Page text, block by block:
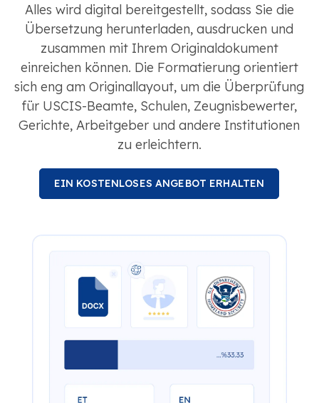
Alles wird digital bereitgestellt, sodass Sie die
Übersetzung herunterladen, ausdrucken und
zusammen mit Ihrem Originaldokument
einreichen können. Die Formatierung orientiert
sich eng am Originallayout, um die Überprüfung
für USCIS-Beamte, Schulen, Zeugnisbewerter,
Gerichte, Arbeitgeber und andere Institutionen
zu erleichtern.
EIN KOSTENLOSES ANGEBOT ERHALTEN